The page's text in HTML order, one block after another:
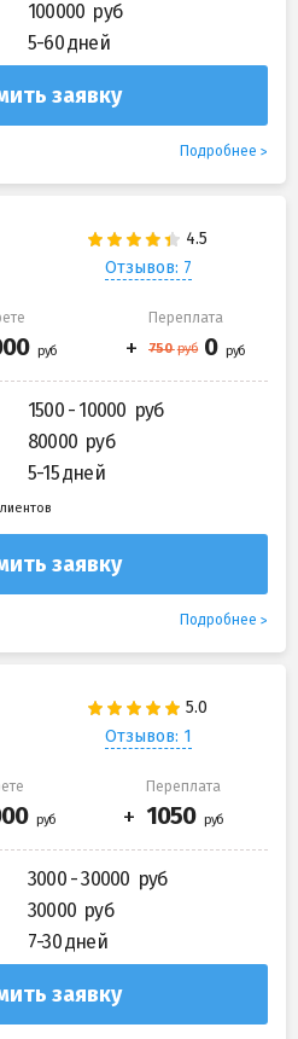
100000
5-60 дней
заявку
Подробнее
Отзывов: 7
Переплата
1500 - 10000
80000
5-15 дней
заявку
Подробнее
Отзывов: 1
Переплата
3000 - 30000
30000
7-30 дней
заявку